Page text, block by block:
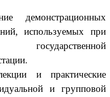
демонстрационных
используемых при
государственной
и практические
и групповой